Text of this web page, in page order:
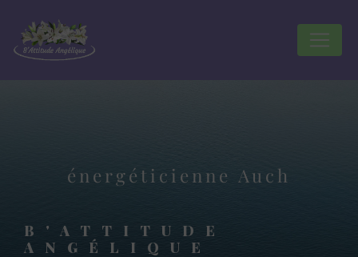
énergéticienne Auch
B'ATTITUDE
ANGÉLIQUE